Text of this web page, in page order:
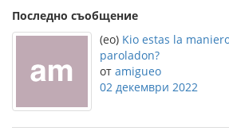
Последно съобщение
(eo) Kio estas la
paroladon?
от amigueo
02 декември 2022